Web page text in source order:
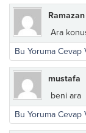
Ramazan
Ara
Bu Yoruma Cevap
mustafa
beni ara
Bu Yoruma Cevap